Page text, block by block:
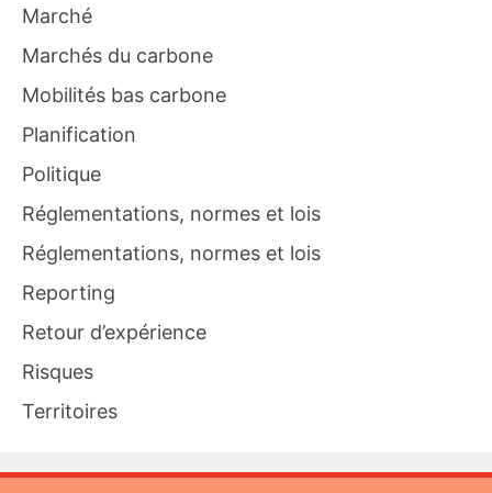
Marché
Marchés du carbone
Mobilités bas carbone
Planification
Politique
Réglementations, normes et lois
Réglementations, normes et lois
Reporting
Retour d’expérience
Risques
Territoires